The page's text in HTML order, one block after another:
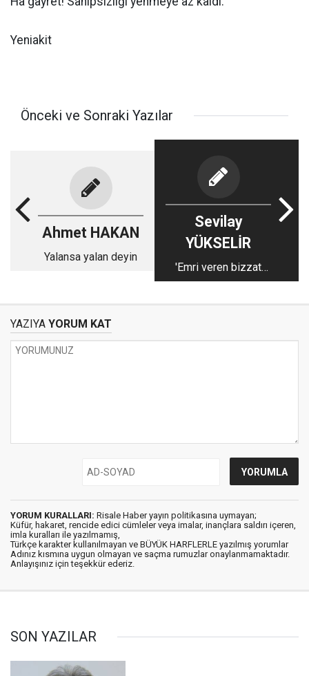
Yeniakit
Önceki ve Sonraki Yazılar
Ahmet HAKAN
Yalansa yalan deyin
Sevilay
YÜKSELİR
'Emri veren bizzat
Atatürk'tür!'
YAZIYA YORUM KAT
YORUM KURALLARI: Risale Haber yayın politikasına uymayan;
Küfür, hakaret, rencide edici cümleler veya imalar, inançlara saldırı içeren,
imla kuralları ile yazılmamış,
Türkçe karakter kullanılmayan ve BÜYÜK HARFLERLE yazılmış yorumlar
Adınız kısmına uygun olmayan ve saçma rumuzlar onaylanmamaktadır.
Anlayışınız için teşekkür ederiz.
SON YAZILAR